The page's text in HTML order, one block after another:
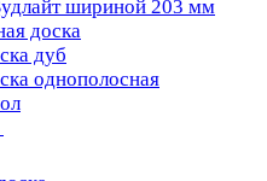
шириной 203 мм
доска
дуб
однополосная